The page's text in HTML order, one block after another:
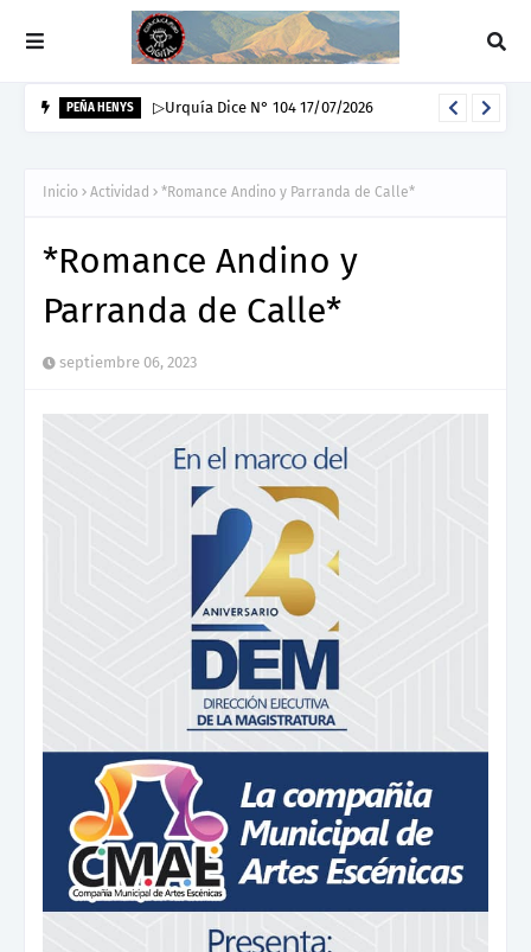
PEÑA HENYS ▷Urquía Dice N° 104 17/07/2026
Inicio Actividad *Romance Andino y Parranda de Calle*
*Romance Andino y
Parranda de Calle*
septiembre 06, 2023